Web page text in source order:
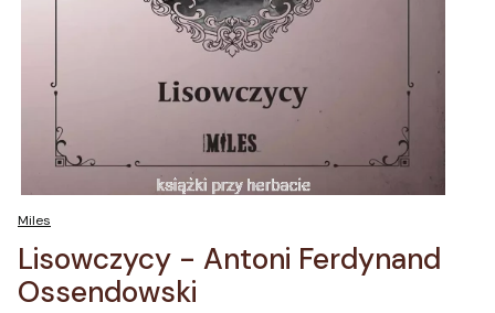
Miles
Lisowczycy - Antoni Ferdynand
Ossendowski